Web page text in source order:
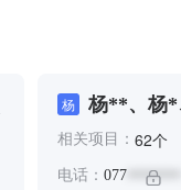
杨 杨**、杨
相关项目： 62个
电话： 077 *******